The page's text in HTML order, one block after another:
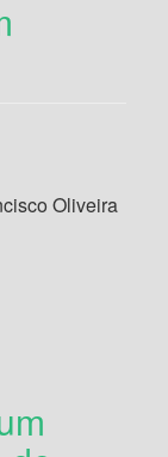
Oliveira